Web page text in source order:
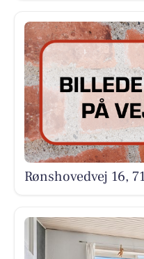
Rønshovedvej 16,